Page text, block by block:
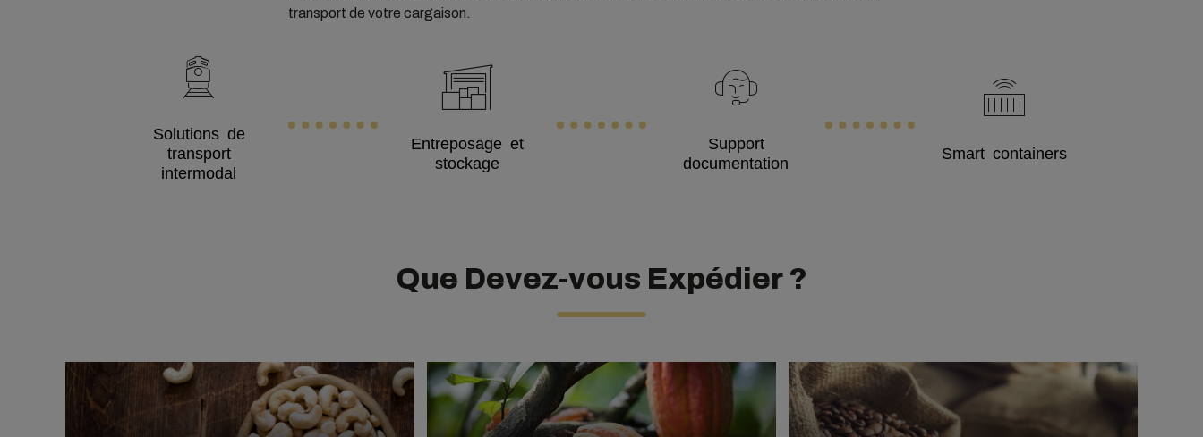
transport de votre cargaison.
Solutions de
transport
intermodal
Entreposage et
stockage
Support
documentation
Smart containers
Que Devez-vous Expédier ?